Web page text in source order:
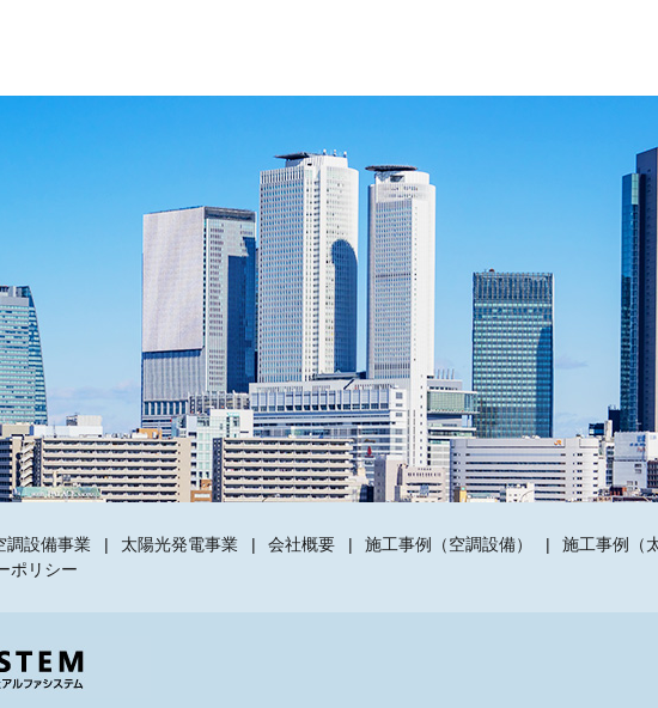
調設備事業 太陽光発電事業 会社概要 施工事例（空調設備）
施工事例（
ポリシー